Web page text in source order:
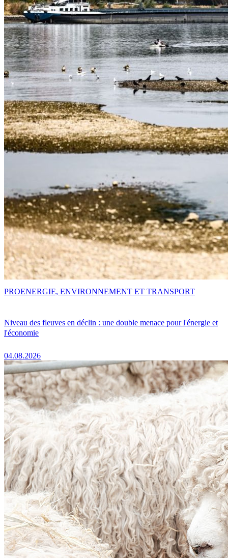
Niveau des fleuves en déclin : une double menace pour l'énergie et
l'économie
04.08.2026
PROENERGIE, ENVIRONNEMENT ET TRANSPORT